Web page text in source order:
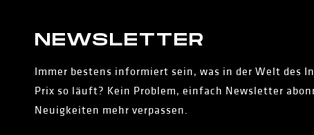
NEWS­LETTER
Immer bestens informiert sein, was in der Welt des
Prix so läuft? Kein Problem, einfach Newsletter
Neuigkeiten mehr verpassen.